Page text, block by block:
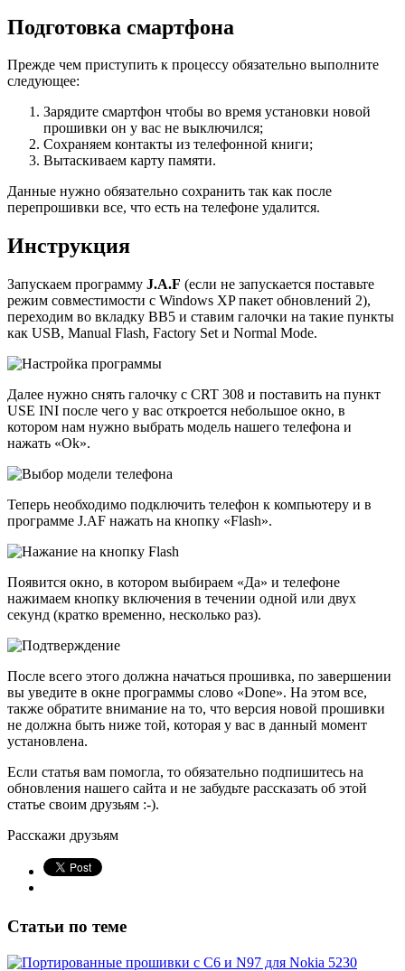
Подготовка смартфона
Прежде чем приступить к процессу обязательно выполните
следующее:
Зарядите смартфон чтобы во время установки новой
прошивки он у вас не выключился;
Сохраняем контакты из телефонной книги;
Вытаскиваем карту памяти.
Данные нужно обязательно сохранить так как после
перепрошивки все, что есть на телефоне удалится.
Инструкция
Запускаем программу J.A.F (если не запускается поставьте
режим совместимости с Windows XP пакет обновлений 2),
переходим во вкладку BB5 и ставим галочки на такие пункты
как USB, Manual Flash, Factory Set и Normal Mode.
Далее нужно снять галочку с CRT 308 и поставить на пункт
USE INI после чего у вас откроется небольшое окно, в
котором нам нужно выбрать модель нашего телефона и
нажать «Ok».
Теперь необходимо подключить телефон к компьютеру и в
программе J.AF нажать на кнопку «Flash».
Появится окно, в котором выбираем «Да» и телефоне
нажимаем кнопку включения в течении одной или двух
секунд (кратко временно, несколько раз).
После всего этого должна начаться прошивка, по завершении
вы уведите в окне программы слово «Done». На этом все,
также обратите внимание на то, что версия новой прошивки
не должна быть ниже той, которая у вас в данный момент
установлена.
Если статья вам помогла, то обязательно подпишитесь на
обновления нашего сайта и не забудьте рассказать об этой
статье своим друзьям :-).
Расскажи друзьям
Статьи по теме